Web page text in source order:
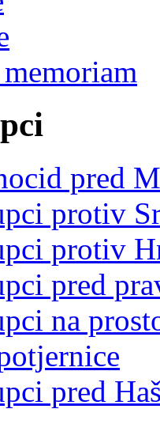
pred
protiv
protiv
pred
na
pred